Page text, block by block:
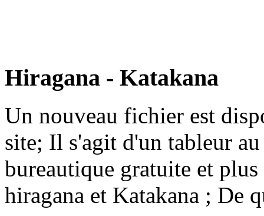
Hiragana - Katakana
Un nouveau fichier est
site; Il s'agit d'un tableur
bureautique gratuite et
hiragana et Katakana ; De